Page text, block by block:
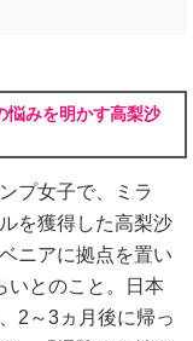
悩みを明かす高梨沙
プ女子で、ミラ
を獲得した高梨沙
ニアに拠点を置い
いとのこと。日本
2～3ヵ月後に帰っ